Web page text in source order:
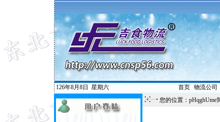
126年8月8日 星期六 首页| 物流公司
您的位置：pHqghUme